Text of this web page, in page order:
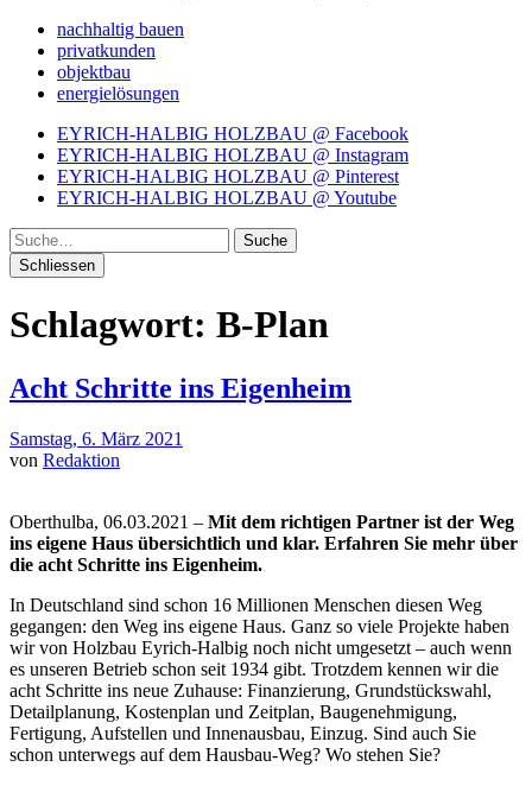
nachhaltig bauen
privatkunden
objektbau
energielösungen
EYRICH-HALBIG HOLZBAU @ Facebook
EYRICH-HALBIG HOLZBAU @ Instagram
EYRICH-HALBIG HOLZBAU @ Pinterest
EYRICH-HALBIG HOLZBAU @ Youtube
Suche
Schliessen
Schlagwort: B-Plan
Acht Schritte ins Eigenheim
Samstag, 6. März 2021
von Redaktion
Oberthulba, 06.03.2021 – Mit dem richtigen Partner ist der Weg
ins eigene Haus übersichtlich und klar. Erfahren Sie mehr über
die acht Schritte ins Eigenheim.
In Deutschland sind schon 16 Millionen Menschen diesen Weg
gegangen: den Weg ins eigene Haus. Ganz so viele Projekte haben
wir von Holzbau Eyrich-Halbig noch nicht umgesetzt – auch wenn
es unseren Betrieb schon seit 1934 gibt. Trotzdem kennen wir die
acht Schritte ins neue Zuhause: Finanzierung, Grundstückswahl,
Detailplanung, Kostenplan und Zeitplan, Baugenehmigung,
Fertigung, Aufstellen und Innenausbau, Einzug. Sind auch Sie
schon unterwegs auf dem Hausbau-Weg? Wo stehen Sie?